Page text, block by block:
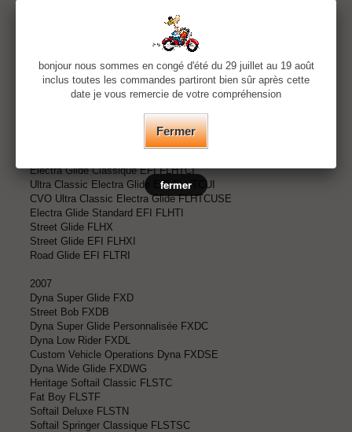
Softail Springer Classique EFI FLSTSCI
Springer Softail EFI FXSTSI
Road King FLHR
Road King Classique EFI FLHRCI
Road King Custom FLHRS
Road King Personnalisé EFI FLHRSI
Electra Glide Classique EFI FLHTCI
Ultra Classic Electra Glide EFI FLHTCUI
CVO Ultra Classic Electra Glide FLHTCUSE
Electra Glide Standard EFI FLHTI
Street Glide FLHX
Street Glide EFI FLHXI
Road Glide EFI FLTRI
2007
Dyna Super Glide FXD
Street Bob FXDB
Dyna Super Glide Personnalisée FXDC
Dyna Low Rider FXDL
Custom Vehicle Operations Dyna FXDSE
Dyna Wide Glide FXDWG
Heritage Softail Classic FLSTC
Fat Boy FLSTF
Softail Deluxe FLSTN
Softail Springer Classique FLSTSC
bonjour nous sommes en congé d'été du 29 juillet au 19 août
inclus toutes les commandes partiront bien sûr après cette
date je vous remercie de votre compréhension
Fermer
fermer